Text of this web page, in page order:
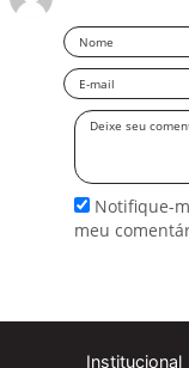
Nome
Email
Deixe
Notifique-
meu
Institucional